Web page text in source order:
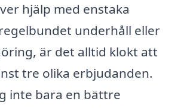
hjälp med enstaka
underhåll eller
är det alltid klokt att
tre olika erbjudanden.
inte bara en bättre